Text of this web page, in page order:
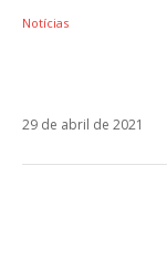
Notícias
29 de abril de 2021